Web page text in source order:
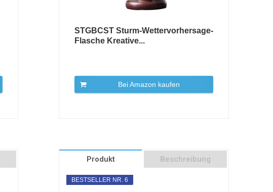
STGBCST Sturm-Wettervorhersage-
Flasche Kreative...
Bei Amazon kaufen
Produkt Beschreibung
BESTSELLER NR. 6